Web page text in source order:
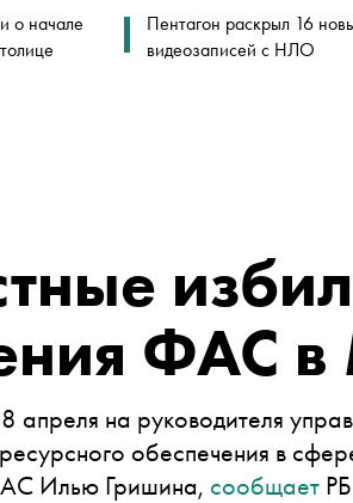
о начале
Пентагон раскрыл 16
видеозаписей с НЛО
ФАС в
апреля на руководителя
обеспечения в
Илью Гришина, сообщает